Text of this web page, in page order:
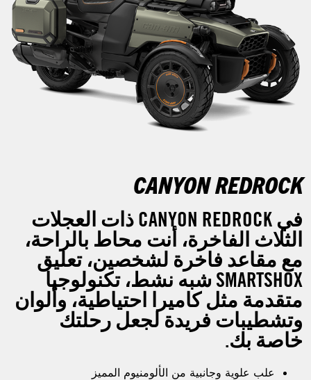
CANYON REDROCK
في CANYON REDROCK ذات العجلات
الثلاث الفاخرة، أنت محاط بالراحة،
مع مقاعد فاخرة لشخصين، تعليق
SMARTSHOX شبه نشط، تكنولوجيا
متقدمة مثل كاميرا احتياطية، وألوان
وتشطيبات فريدة لجعل رحلتك
خاصة بك.
علب علوية وجانبية من الألومنيوم المميز